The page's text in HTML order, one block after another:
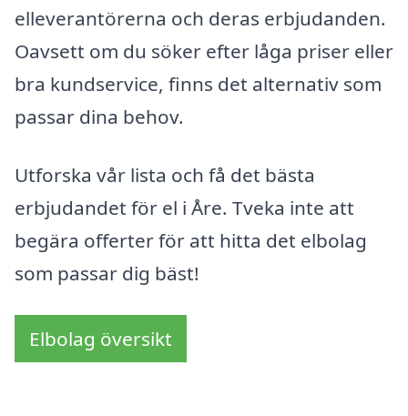
elleverantörerna och deras erbjudanden.
Oavsett om du söker efter låga priser eller
bra kundservice, finns det alternativ som
passar dina behov.
Utforska vår lista och få det bästa
erbjudandet för el i Åre. Tveka inte att
begära offerter för att hitta det elbolag
som passar dig bäst!
Elbolag översikt